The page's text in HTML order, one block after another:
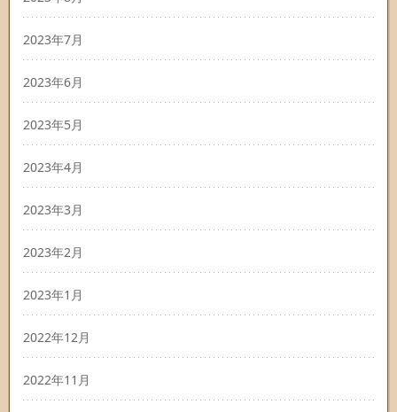
2023年7月
2023年6月
2023年5月
2023年4月
2023年3月
2023年2月
2023年1月
2022年12月
2022年11月